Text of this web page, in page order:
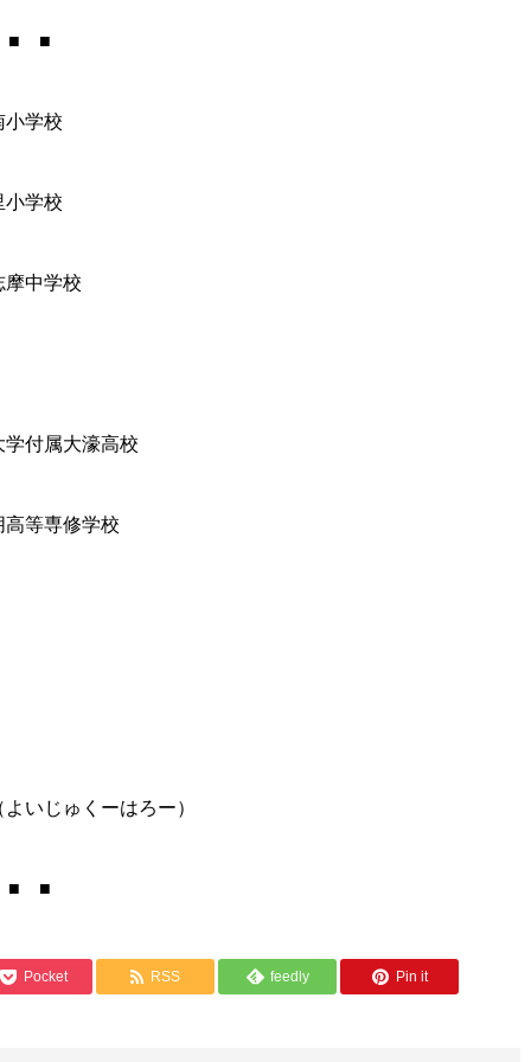
■
学校
学校
中学校
付属大濠高校
等専修学校
いじゅくーはろー）
■
Pocket RSS feedly Pin it